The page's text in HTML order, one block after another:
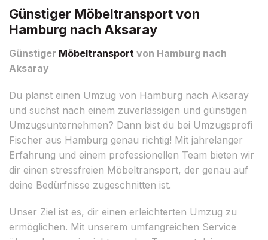
Günstiger Möbeltransport von
Hamburg nach Aksaray
Günstiger Möbeltransport von Hamburg nach
Aksaray
Du planst einen Umzug von Hamburg nach Aksaray
und suchst nach einem zuverlässigen und günstigen
Umzugsunternehmen? Dann bist du bei Umzugsprofi
Fischer aus Hamburg genau richtig! Mit jahrelanger
Erfahrung und einem professionellen Team bieten wir
dir einen stressfreien Möbeltransport, der genau auf
deine Bedürfnisse zugeschnitten ist.
Unser Ziel ist es, dir einen erleichterten Umzug zu
ermöglichen. Mit unserem umfangreichen Service